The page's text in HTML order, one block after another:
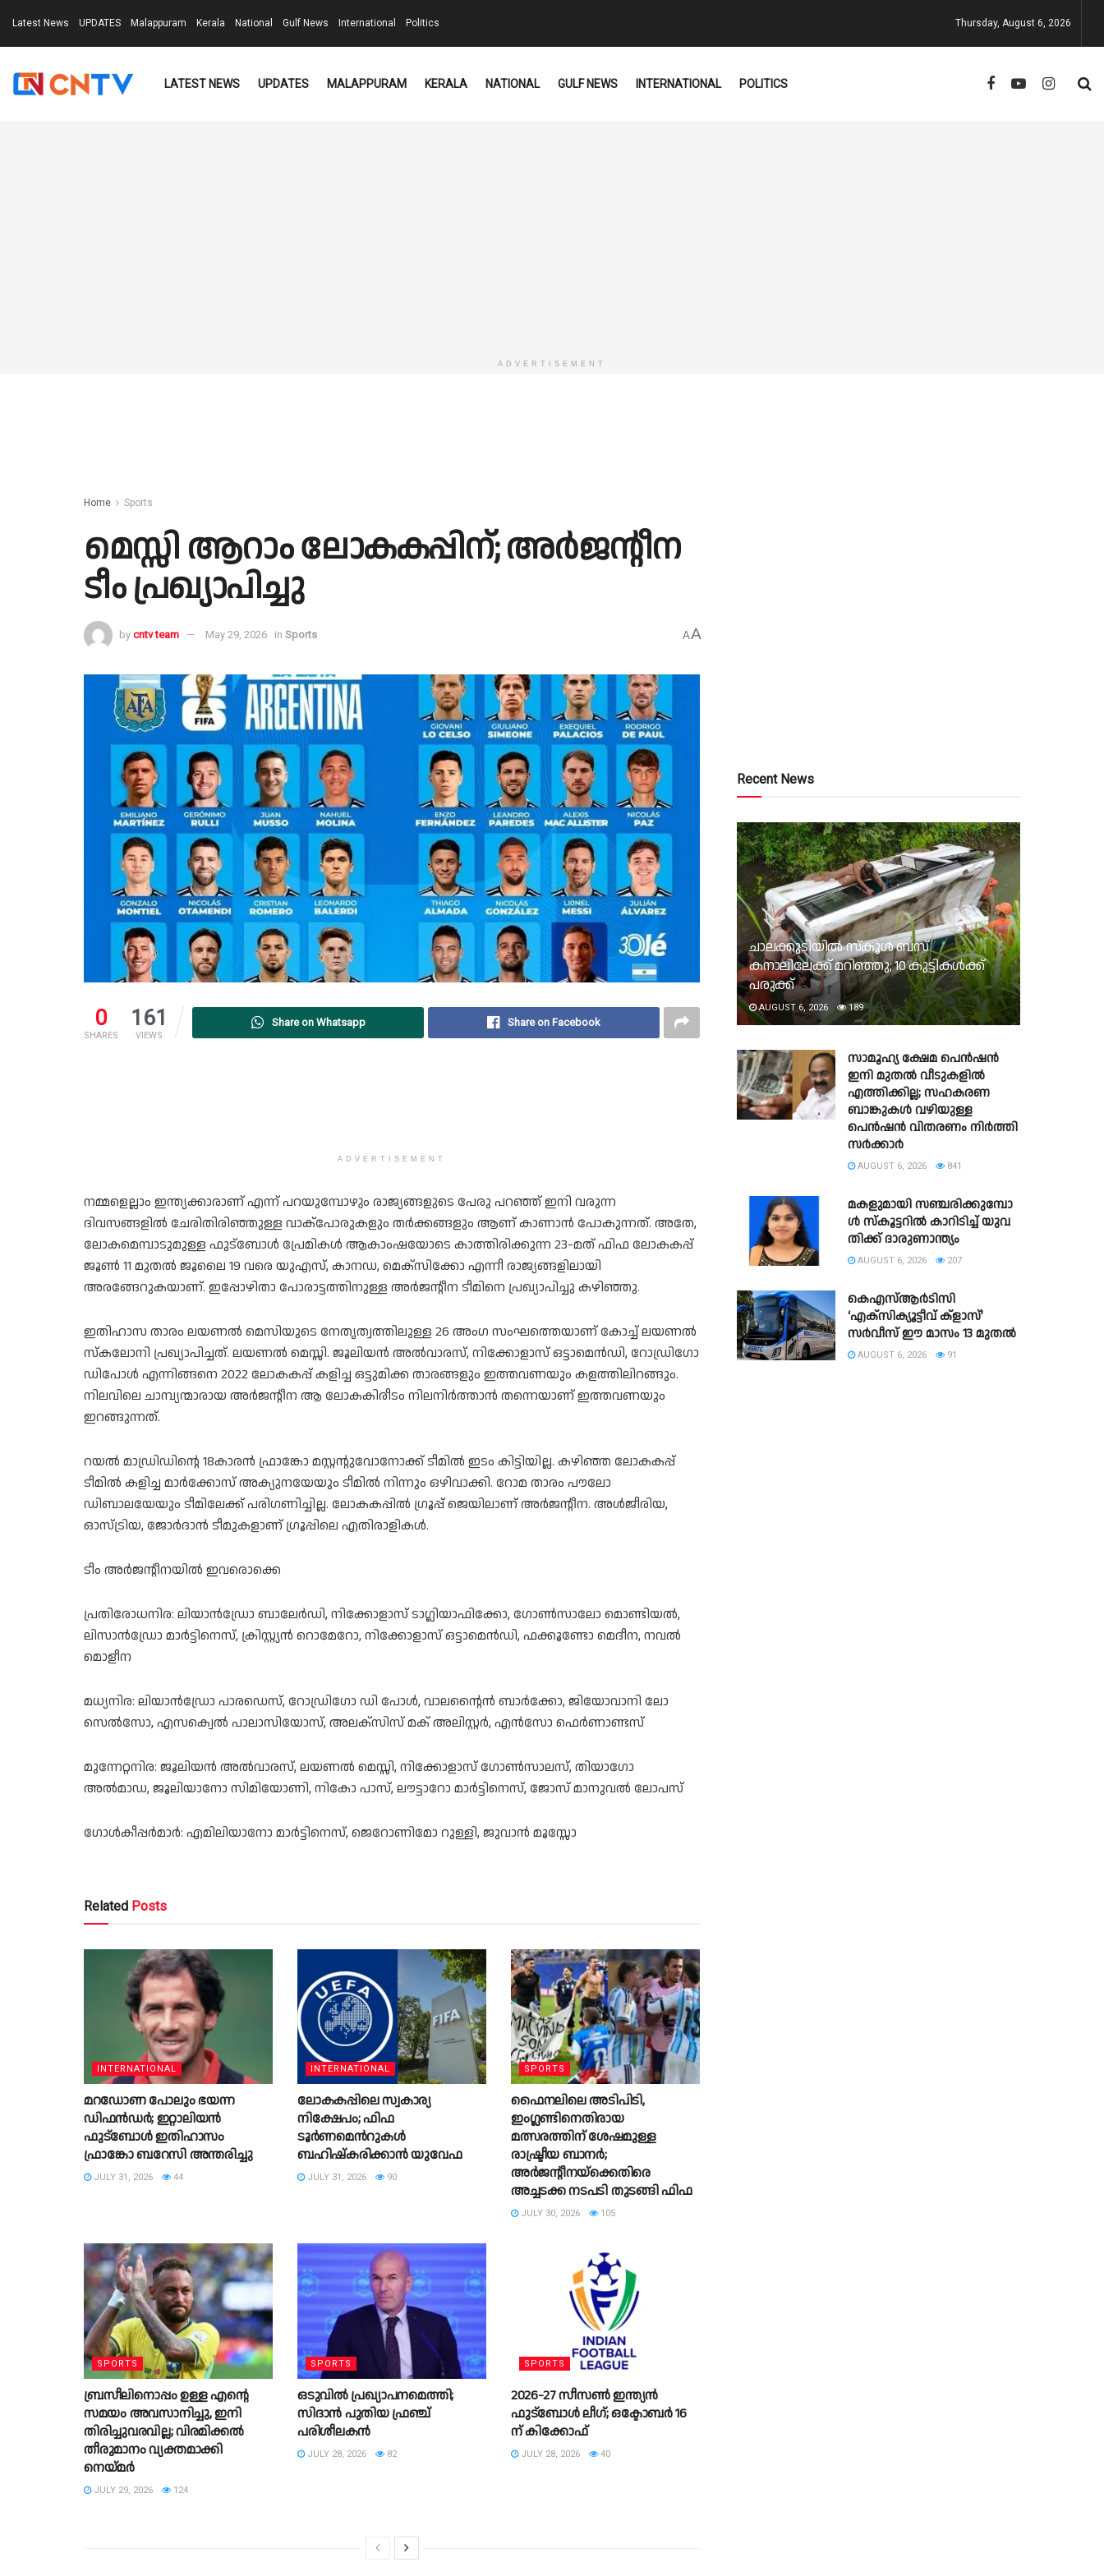
Latest News UPDATES Malappuram Kerala National Gulf News International Politics Thursday, August 6, 2026
LATEST NEWS UPDATES MALAPPURAM KERALA NATIONAL GULF NEWS INTERNATIONAL POLITICS
ADVERTISEMENT
Home Sports
മെസ്സി ആറാം ലോകകപ്പിന്; അര്‍ജന്റീന
ടീം പ്രഖ്യാപിച്ചു
by cntv team May 29, 2026 in Sports AA
0
SHARES
161
VIEWS
Share on Whatsapp Share on Facebook
ADVERTISEMENT
നമ്മളെല്ലാം ഇന്ത്യക്കാരാണ് എന്ന് പറയുമ്പോഴും രാ‍ജ്യങ്ങളുടെ പേരു പറഞ്ഞ് ഇനി വരുന്ന
ദിവസങ്ങളിൽ ചേരിതിരിഞ്ഞുള്ള വാക്പോരുകളും തർക്കങ്ങളും ആണ് കാണാൻ പോകുന്നത്. അതേ,
ലോകമെമ്പാടുമുള്ള ഫുട്‌ബോൾ പ്രേമികൾ ആകാംഷയോടെ കാത്തിരിക്കുന്ന 23-മത് ഫിഫ ലോകകപ്പ്
ജൂൺ 11 മുതൽ ജൂലൈ 19 വരെ യുഎസ്, കാനഡ, മെക്സിക്കോ എന്നീ രാജ്യങ്ങളിലായി
അരങ്ങേറുകയാണ്. ഇപ്പോഴിതാ പോരാട്ടത്തിനുള്ള അർജന്റീന ടീമിനെ പ്രഖ്യാപിച്ചു കഴിഞ്ഞു.
ഇതിഹാസ താരം ലയണൽ മെസിയുടെ നേതൃത്വത്തിലുള്ള 26 അംഗ സംഘത്തെയാണ് കോച്ച് ലയണൽ
സ്‌കലോനി പ്രഖ്യാപിച്ചത്. ലയണൽ മെസ്സി. ജൂലിയൻ അൽവാരസ്, നിക്കോളാസ് ഒട്ടാമെൻഡി, റോഡ്രിഗോ
ഡിപോൾ എന്നിങ്ങനെ 2022 ലോകകപ്പ് കളിച്ച ഒട്ടുമിക്ക താരങ്ങളും ഇത്തവണയും കളത്തിലിറങ്ങും.
നിലവിലെ ചാമ്പ്യന്മാരായ അർജന്റീന ആ ലോകകിരീടം നിലനിർത്താൻ തന്നെയാണ് ഇത്തവണയും
ഇറങ്ങുന്നത്.
റയൽ മാഡ്രിഡിന്റെ 18കാരൻ ഫ്രാങ്കോ മസ്റ്റന്റുവോനോക്ക് ടീമിൽ ഇടം കിട്ടിയില്ല. കഴിഞ്ഞ ലോകകപ്പ്
ടീമിൽ കളിച്ച മാർക്കോസ് അക്യുനയേയും ടീമിൽ നിന്നും ഒഴിവാക്കി. റോമ താരം പൗലോ
ഡിബാലയേയും ടീമിലേക്ക് പരിഗണിച്ചില്ല. ലോകകപ്പിൽ ഗ്രൂപ്പ് ജെയിലാണ് അർജന്റീന. അൾജീരിയ,
ഓസ്ട്രിയ, ജോർദാൻ ടീമുകളാണ് ഗ്രൂപ്പിലെ എതിരാളികൾ.
ടീം അർജന്റീനയിൽ ഇവരൊക്കെ
പ്രതിരോധനിര: ലിയാൻഡ്രോ ബാലേർഡി, നിക്കോളാസ് ടാഗ്ലിയാഫിക്കോ, ഗോൺസാലോ മൊണ്ടിയൽ,
ലിസാൻഡ്രോ മാർട്ടിനെസ്, ക്രിസ്റ്റ്യൻ റൊമേറോ, നിക്കോളാസ് ഒട്ടാമെൻഡി, ഫക്കൂണ്ടോ മെദീന, നവൽ
മൊളീന
മധ്യനിര: ലിയാൻഡ്രോ പാരഡെസ്, റോഡ്രിഗോ ഡി പോൾ, വാലന്റൈൻ ബാർക്കോ, ജിയോവാനി ലോ
സെൽസോ, എസക്വെൽ പാലാസിയോസ്, അലക്സിസ് മക് അലിസ്റ്റർ, എൻസോ ഫെർണാണ്ടസ്
മുന്നേറ്റനിര: ജൂലിയൻ അൽവാരസ്, ലയണൽ മെസ്സി, നിക്കോളാസ് ഗോൺസാലസ്, തിയാഗോ
അൽമാഡ, ജൂലിയാനോ സിമിയോണി, നികോ പാസ്, ലൗട്ടാറോ മാർട്ടിനെസ്, ജോസ് മാനുവൽ ലോപസ്
ഗോൾകീപ്പർമാർ: എമിലിയാനോ മാർട്ടിനെസ്, ജെറോണിമോ റുള്ളി, ജുവാൻ മൂസ്സോ
Related Posts
INTERNATIONAL
മറഡോണ പോലും ഭയന്ന
ഡിഫൻഡർ; ഇറ്റാലിയൻ
ഫുട്ബോൾ ഇതിഹാസം
ഫ്രാങ്കോ ബറേസി അന്തരിച്ചു
JULY 31, 2026 44
INTERNATIONAL
ലോകകപ്പിലെ സ്വകാര്യ
നിക്ഷേപം; ഫിഫ
ടൂർണമെന്‍റുകൾ
ബഹിഷ്‌കരിക്കാൻ യുവേഫ
JULY 31, 2026 90
SPORTS
ഫൈനലിലെ അടിപിടി,
ഇംഗ്ലണ്ടിനെതിരായ
മത്സരത്തിന് ശേഷമുള്ള
രാഷ്ട്രീയ ബാനര്‍;
അര്‍ജന്റീനയ്‌ക്കെതിരെ
അച്ചടക്ക നടപടി തുടങ്ങി ഫിഫ
JULY 30, 2026 105
SPORTS
ബ്രസീലിനൊപ്പം ഉള്ള എന്റെ
സമയം അവസാനിച്ചു, ഇനി
തിരിച്ചുവരവില്ല; വിരമിക്കല്‍
തീരുമാനം വ്യക്തമാക്കി
നെയ്മർ
JULY 29, 2026 124
SPORTS
ഒടുവിൽ പ്രഖ്യാപനമെത്തി;
സിദാൻ പുതിയ ഫ്രഞ്ച്
പരിശീലകൻ
JULY 28, 2026 82
SPORTS
2026-27 സീസൺ ഇന്ത്യൻ
ഫുട്ബോൾ ലീഗ്; ഒക്ടോബർ 16
ന് കിക്കോഫ്
JULY 28, 2026 40
Recent News
ചാലക്കുടിയില്‍ സ്‌കൂള്‍ ബസ്
കനാലിലേക്ക് മറിഞ്ഞു; 10 കുട്ടികള്‍ക്ക്
പരുക്ക്
AUGUST 6, 2026 189
സാമൂഹ്യ ക്ഷേമ പെൻഷൻ
ഇനി മുതൽ വീടുകളിൽ
എത്തിക്കില്ല; സഹകരണ
ബാങ്കുകൾ വഴിയുള്ള
പെൻഷൻ വിതരണം നിർത്തി
സർക്കാർ
AUGUST 6, 2026 841
മ​ക​ളു​മാ​യി സ​ഞ്ച​രി​ക്കു​മ്പോ​
ള്‍ സ്‌​കൂ​ട്ട​റി​ല്‍ കാ​റി​ടി​ച്ച് യു​വ​
തി​ക്ക് ദാ​രു​ണാ​ന്ത്യം
AUGUST 6, 2026 207
കെഎസ്‌ആർടിസി
‘എക്‌സിക്യൂട്ടീവ് ക്ളാസ്’
സർവീസ് ഈ മാസം 13 മുതൽ
AUGUST 6, 2026 91